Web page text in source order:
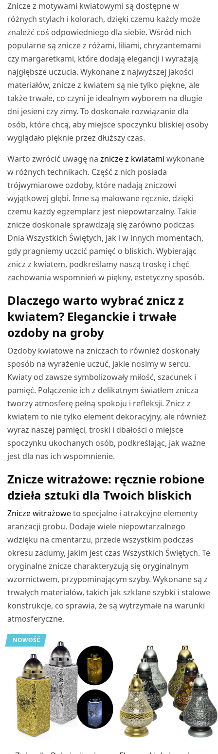
Znicze z motywami kwiatowymi są dostępne w
różnych stylach i kolorach, dzięki czemu każdy może
znaleźć coś odpowiedniego dla siebie. Wśród nich
popularne są znicze z różami, liliami, chryzantemami
czy margaretkami, które dodają elegancji i wyrażają
najgłębsze uczucia. Wykonane z najwyższej jakości
materiałów, znicze z kwiatem są nie tylko piękne, ale
także trwałe, co czyni je idealnym wyborem na długie
dni jesieni czy zimy. To doskonałe rozwiązanie dla
osób, które chcą, aby miejsce spoczynku bliskiej osoby
wyglądało pięknie przez dłuższy czas.
Warto zwrócić uwagę naznicze z kwiatami wykonane
w różnych technikach. Część z nich posiada
trójwymiarowe ozdoby, które nadają zniczowi
wyjątkowej głębi. Inne są malowane ręcznie, dzięki
czemu każdy egzemplarz jest niepowtarzalny. Takie
znicze doskonale sprawdzają się zarówno podczas
Dnia Wszystkich Świętych, jak i w innych momentach,
gdy pragniemy uczcić pamięć o bliskich. Wybierając
znicz z kwiatem, podkreślamy naszą troskę i chęć
zachowania wspomnień w piękny, estetyczny sposób.
Dlaczego warto wybrać znicz z
kwiatem? Eleganckie i trwałe
ozdoby na groby
Ozdoby kwiatowe na zniczach to również doskonały
sposób na wyrażenie uczuć, jakie nosimy w sercu.
Kwiaty od zawsze symbolizowały miłość, szacunek i
pamięć. Połączenie ich z delikatnym światłem znicza
tworzy atmosferę pełną spokoju i refleksji. Znicz z
kwiatem to nie tylko element dekoracyjny, ale również
wyraz naszej pamięci, troski i dbałości o miejsce
spoczynku ukochanych osób, podkreślając, jak ważne
jest dla nas ich wspomnienie.
Znicze witrażowe: ręcznie robione
dzieła sztuki dla Twoich bliskich
Znicze witrażoweto specjalne i atrakcyjne elementy
aranżacji grobu. Dodaje wiele niepowtarzalnego
wdzięku na cmentarzu, przede wszystkim podczas
okresu zadumy, jakim jest czas Wszystkich Świętych. Te
oryginalne znicze charakteryzują się oryginalnym
wzornictwem, przypominającym szyby. Wykonane są z
trwałych materiałów, takich jak szklane szybki i stalowe
konstrukcje, co sprawia, że są wytrzymałe na warunki
atmosferyczne.
NOWOŚĆ